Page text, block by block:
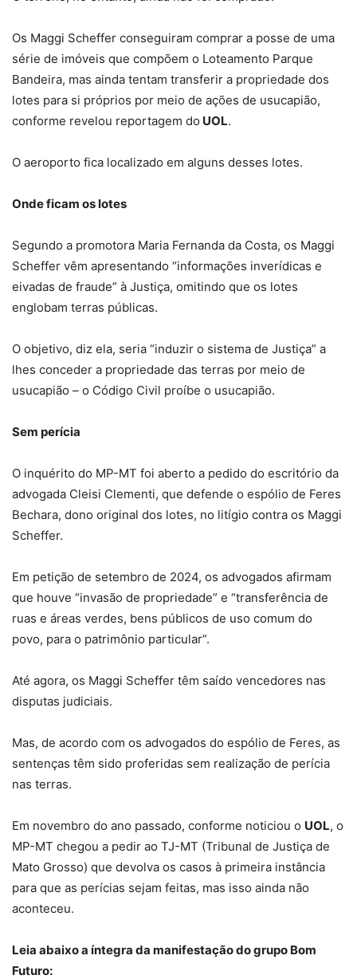
Os Maggi Scheffer conseguiram comprar a posse de uma
série de imóveis que compõem o Loteamento Parque
Bandeira, mas ainda tentam transferir a propriedade dos
lotes para si próprios por meio de ações de usucapião,
conforme revelou reportagem do UOL.
O aeroporto fica localizado em alguns desses lotes.
Onde ficam os lotes
Segundo a promotora Maria Fernanda da Costa, os Maggi
Scheffer vêm apresentando “informações inverídicas e
eivadas de fraude” à Justiça, omitindo que os lotes
englobam terras públicas.
O objetivo, diz ela, seria “induzir o sistema de Justiça” a
lhes conceder a propriedade das terras por meio de
usucapião – o Código Civil proíbe o usucapião.
Sem perícia
O inquérito do MP-MT foi aberto a pedido do escritório da
advogada Cleisi Clementi, que defende o espólio de Feres
Bechara, dono original dos lotes, no litígio contra os Maggi
Scheffer.
Em petição de setembro de 2024, os advogados afirmam
que houve “invasão de propriedade” e “transferência de
ruas e áreas verdes, bens públicos de uso comum do
povo, para o patrimônio particular”.
Até agora, os Maggi Scheffer têm saído vencedores nas
disputas judiciais.
Mas, de acordo com os advogados do espólio de Feres, as
sentenças têm sido proferidas sem realização de perícia
nas terras.
Em novembro do ano passado, conforme noticiou o UOL, o
MP-MT chegou a pedir ao TJ-MT (Tribunal de Justiça de
Mato Grosso) que devolva os casos à primeira instância
para que as perícias sejam feitas, mas isso ainda não
aconteceu.
Leia abaixo a íntegra da manifestação do grupo Bom
Futuro: